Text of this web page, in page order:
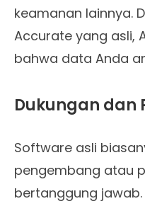
keamanan lainnya.
Accurate yang asli,
bahwa data Anda
Dukungan dan
Software asli
pengembang atau
bertanggung